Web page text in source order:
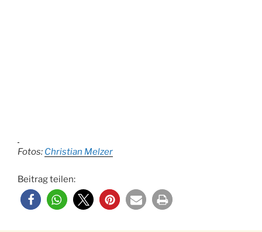
Fotos: Christian Melzer
Beitrag teilen: